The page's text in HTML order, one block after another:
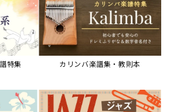
すべて見る